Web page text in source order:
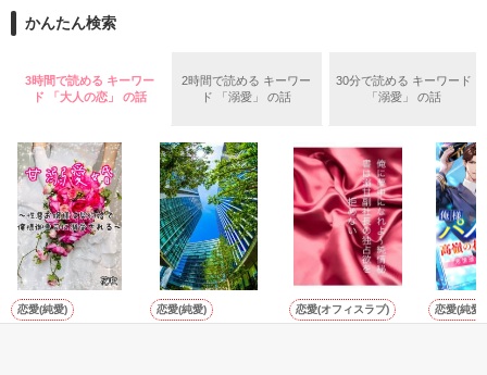
2026.6.5～2026.7.25
＊以前、公開していた話の改稿版です＊
作品を読む
めた、同期で恋人の石垣守（26）がいるのだが、後輩の姫原由
いた。
守と由羅から『便利屋雛子』と馬鹿にされ、一人こっそり泣い
た上、同居まで提案してきて──？
鷹哉『宜しくな、俺の雛子』🦅
雛子『俺の……ひぃ、雛子？！！！』🐥
シゴデキで冷徹な上司が見せる素顔は、なぜか想像以上に甘く
て……🐥💓🦅
かんたん検索
3時間で読める キーワー
ド 「大人の恋」 の話
2時間で読める キーワー
ド 「溺愛」 の話
30分で読める キーワード
「溺愛」 の話
恋愛(純愛) 恋愛(純愛) 恋愛(オフィスラブ) 恋愛(純愛)